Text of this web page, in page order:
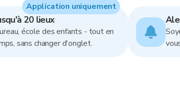
20 lieux
école des enfants - tout en
sans changer d'onglet.
Application uniquement